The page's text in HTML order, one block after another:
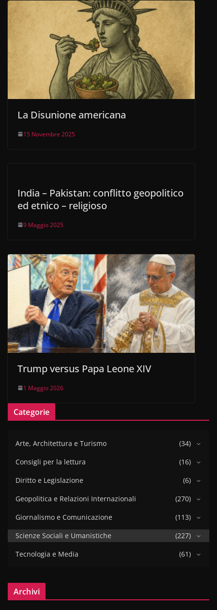
La Disunione americana
15 Novembre 2025
India – Pakistan: conflitto geopolitico
ed etnico – religioso
9 Maggio 2025
Trump versus Papa Leone XIV
1 Maggio 2026
Categorie
Arte, Architettura e Turismo
(34)
Consigli per la lettura
(16)
Diritto e Legislazione
(6)
Geopolitica e Relazioni Internazionali
(270)
Giornalismo e Comunicazione
(113)
Scienze Sociali e Umanistiche
(227)
Tecnologia e Media
(61)
Archivi